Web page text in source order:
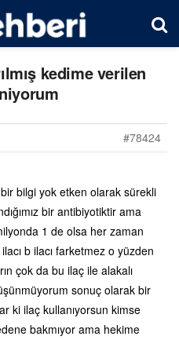
kedime verilen
#78424
bilgi yok etken olarak sürekli
bir antibiyotiktir ama
1 de olsa her zaman
b ilacı farketmez o yüzden
çok da bu ilaç ile alakalı
sonuç olarak bir
ki ilaç kullanıyorsun kimse
bakmıyor ama hekime